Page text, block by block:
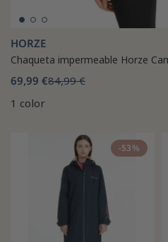
HORZE
Chaqueta impermeable Horze
69,99 €84,99 €
1 color
-53%